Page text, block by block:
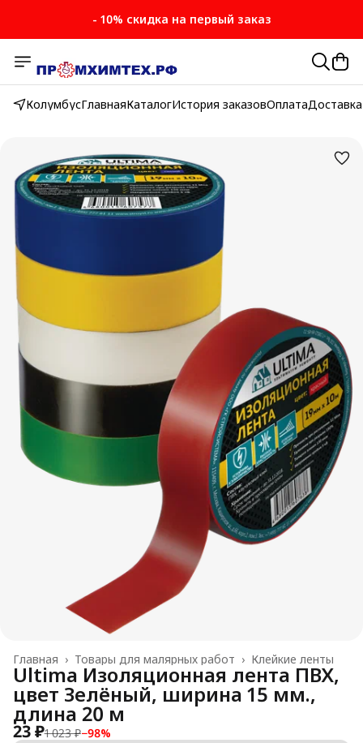
- 10% скидка на первый заказ
КолумбусГлавнаяКаталогИстория заказовОплатаДоставка
Клейкие ленты
Товары для малярных работ ›
Главная ›
Ultima Изоляционная лента ПВХ,
цвет Зелёный, ширина 15 мм.,
длина 20 м
23 ₽1 023 ₽−98%